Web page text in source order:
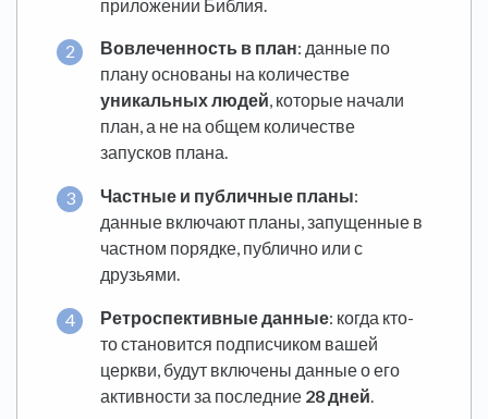
приложении Библия.
Вовлеченность в план: данные по
плану основаны на количестве
уникальных людей, которые начали
план, а не на общем количестве
запусков плана.
Частные и публичные планы:
данные включают планы, запущенные в
частном порядке, публично или с
друзьями.
Ретроспективные данные: когда кто-
то становится подписчиком вашей
церкви, будут включены данные о его
активности за последние 28 дней